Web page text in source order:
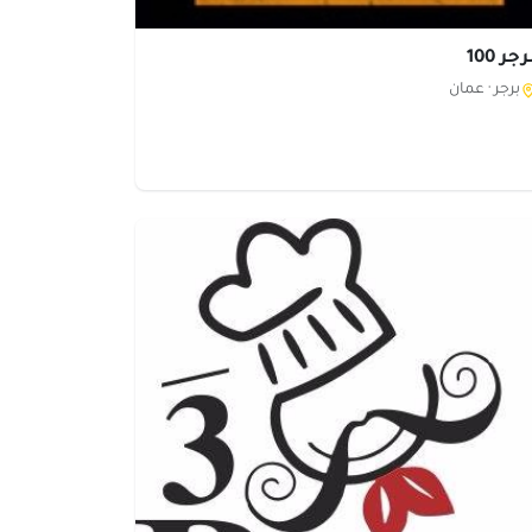
100
برجر · عمان